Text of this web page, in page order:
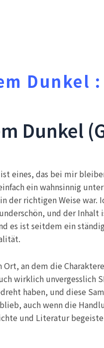
Dunkel
Dunkel
eines, das bei mir
ein wahnsinnig
richtigen Weise war.
und der
es ist seitdem ein
Ort, an dem die
wirklich unvergesslich
haben, und diese
auch wenn die
und Literatur